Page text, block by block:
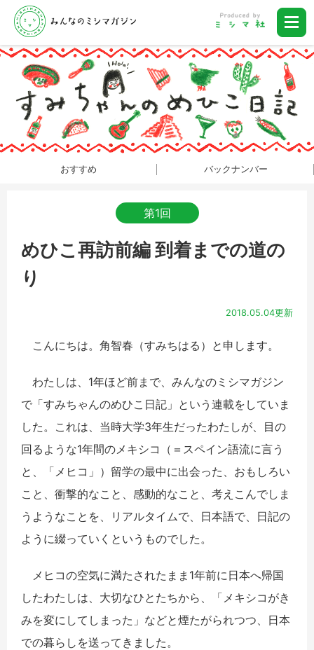
おすすめ バックナンバー
第1回
めひこ再訪前編 到着までの道の
り
2018.05.04更新
こんにちは。角智春（すみちはる）と申します。
わたしは、1年ほど前まで、みんなのミシマガジン
で「すみちゃんのめひこ日記」という連載をしていま
した。これは、当時大学3年生だったわたしが、目の
回るような1年間のメキシコ（＝スペイン語流に言う
と、「メヒコ」）留学の最中に出会った、おもしろい
こと、衝撃的なこと、感動的なこと、考えこんでしま
うようなことを、リアルタイムで、日本語で、日記の
ように綴っていくというものでした。
メヒコの空気に満たされたまま1年前に日本へ帰国
したわたしは、大切なひとたちから、「メキシコがき
みを変にしてしまった」などと煙たがられつつ、日本
での暮らしを送ってきました。